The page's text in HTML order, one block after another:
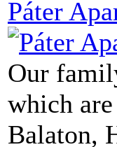
Páter
Our
which
Balaton,